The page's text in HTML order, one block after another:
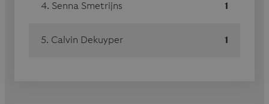
4. Senna Smetrijns 1
5. Calvin Dekuyper 1